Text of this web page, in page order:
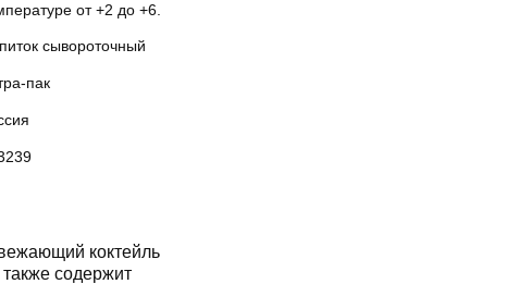
от +2 до +6.
сывороточный
пак
коктейль
содержит